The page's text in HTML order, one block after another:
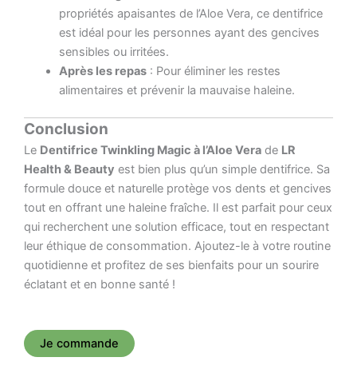
propriétés apaisantes de l’Aloe Vera, ce dentifrice
est idéal pour les personnes ayant des gencives
sensibles ou irritées.
Après les repas: Pour éliminer les restes
alimentaires et prévenir la mauvaise haleine.
Conclusion
Le Dentifrice Twinkling Magic à l’Aloe Vera de LR
Health & Beauty est bien plus qu’un simple dentifrice. Sa
formule douce et naturelle protège vos dents et gencives
tout en offrant une haleine fraîche. Il est parfait pour ceux
qui recherchent une solution efficace, tout en respectant
leur éthique de consommation. Ajoutez-le à votre routine
quotidienne et profitez de ses bienfaits pour un sourire
éclatant et en bonne santé !
Je commande